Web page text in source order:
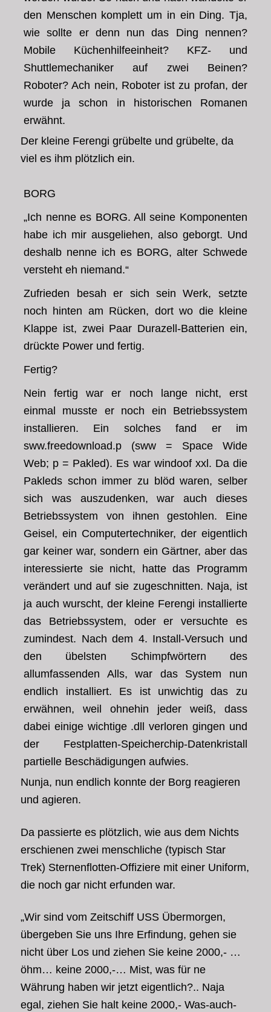
den Menschen komplett um in ein Ding. Tja,
wie sollte er denn nun das Ding nennen?
Mobile Küchenhilfeeinheit? KFZ- und
Shuttlemechaniker auf zwei Beinen?
Roboter? Ach nein, Roboter ist zu profan, der
wurde ja schon in historischen Romanen
erwähnt.
Der kleine Ferengi grübelte und grübelte, da
viel es ihm plötzlich ein.
BORG
„Ich nenne es BORG. All seine Komponenten
habe ich mir ausgeliehen, also geborgt. Und
deshalb nenne ich es BORG, alter Schwede
versteht eh niemand.“
Zufrieden besah er sich sein Werk, setzte
noch hinten am Rücken, dort wo die kleine
Klappe ist, zwei Paar Durazell-Batterien ein,
drückte Power und fertig.
Fertig?
Nein fertig war er noch lange nicht, erst
einmal musste er noch ein Betriebssystem
installieren. Ein solches fand er im
sww.freedownload.p (sww = Space Wide
Web; p = Pakled). Es war windoof xxl. Da die
Pakleds schon immer zu blöd waren, selber
sich was auszudenken, war auch dieses
Betriebssystem von ihnen gestohlen. Eine
Geisel, ein Computertechniker, der eigentlich
gar keiner war, sondern ein Gärtner, aber das
interessierte sie nicht, hatte das Programm
verändert und auf sie zugeschnitten. Naja, ist
ja auch wurscht, der kleine Ferengi installierte
das Betriebssystem, oder er versuchte es
zumindest. Nach dem 4. Install-Versuch und
den übelsten Schimpfwörtern des
allumfassenden Alls, war das System nun
endlich installiert. Es ist unwichtig das zu
erwähnen, weil ohnehin jeder weiß, dass
dabei einige wichtige .dll verloren gingen und
der Festplatten-Speicherchip-Datenkristall
partielle Beschädigungen aufwies.
Nunja, nun endlich konnte der Borg reagieren
und agieren.
Da passierte es plötzlich, wie aus dem Nichts
erschienen zwei menschliche (typisch Star
Trek) Sternenflotten-Offiziere mit einer Uniform,
die noch gar nicht erfunden war.
„Wir sind vom Zeitschiff USS Übermorgen,
übergeben Sie uns Ihre Erfindung, gehen sie
nicht über Los und ziehen Sie keine 2000,- …
öhm… keine 2000,-… Mist, was für ne
Währung haben wir jetzt eigentlich?.. Naja
egal, ziehen Sie halt keine 2000,- Was-auch-